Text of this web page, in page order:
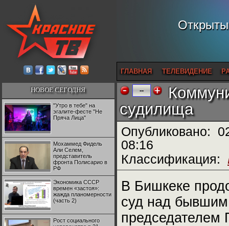
ГЛАВНАЯ ТЕЛЕВИДЕНИЕ
НОВОЕ СЕГОДНЯ
"Утро в тебе" на
эгалите-фесте "Не
Пряча Лица"
Мохаммед Фидель
Али Селем,
представитель
фронта Полисарио в
РФ
Экономика СССР
времен «застоя»:
жажда планомерности
(часть 2)
Рост социального
--
судилища
Опубликовано:
08:16
Классификация:
В Бишкеке
суд над бывшим
председателем